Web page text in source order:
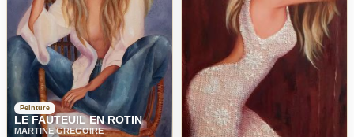
Peinture
LE FAUTEUIL EN ROTIN
MARTINE GREGOIRE